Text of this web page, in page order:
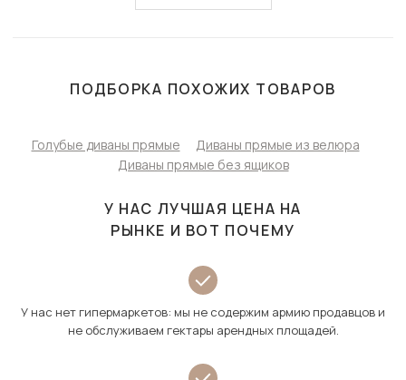
ПОДБОРКА ПОХОЖИХ ТОВАРОВ
Голубые диваны прямые
Диваны прямые из велюра
Диваны прямые без ящиков
У НАС ЛУЧШАЯ ЦЕНА НА
РЫНКЕ И ВОТ ПОЧЕМУ
У нас нет гипермаркетов: мы не содержим армию продавцов и
не обслуживаем гектары арендных площадей.